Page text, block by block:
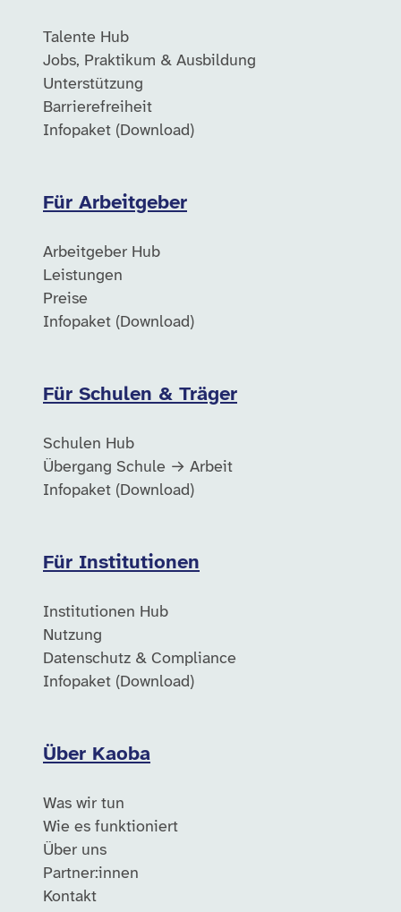
Talente Hub
Jobs, Praktikum & Ausbildung
Unterstützung
Barrierefreiheit
Infopaket (Download)
Für Arbeitgeber
Arbeitgeber Hub
Leistungen
Preise
Infopaket (Download)
Für Schulen & Träger
Schulen Hub
Übergang Schule → Arbeit
Infopaket (Download)
Für Institutionen
Institutionen Hub
Nutzung
Datenschutz & Compliance
Infopaket (Download)
Über Kaoba
Was wir tun
Wie es funktioniert
Über uns
Partner:innen
Kontakt